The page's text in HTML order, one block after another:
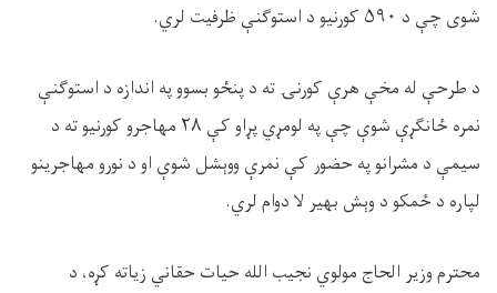
شوی چې د ۵۹۰ کورنیو د استوګنې ظرفیت لري.
د طرحې له مخې هرې کورنۍ ته د پنځو بسوو په اندازه د استوګنې
نمره ځانګړې شوې چې په لومړي پړاو کې ۲۸ مهاجرو کورنیو ته د
سیمې د مشرانو په حضور کې نمرې ووېشل شوې او د نورو مهاجرینو
لپاره د ځمکو د وېش بهیر لا دوام لري.
محترم وزیر الحاج مولوي نجیب الله حیات حقاني زیاته کړه، د